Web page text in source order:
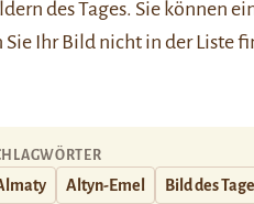
des Tages. Sie können
Sie Ihr Bild nicht in der Liste
Altyn-Emel Bild des